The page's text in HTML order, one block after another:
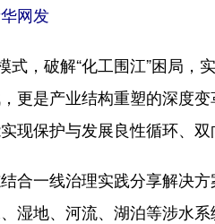
网发
，破解“化工围江”困局，
更是产业结构重塑的深度
现保护与发展良性循环、双
一线治理实践分享解决方
地、河流、湖泊等涉水